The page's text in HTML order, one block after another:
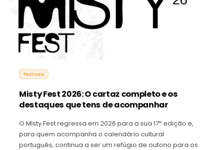
Festivais
Misty Fest 2026: O cartaz completo e os
destaques que tens de acompanhar
O Misty Fest regressa em 2026 para a sua 17ª edição e,
para quem acompanha o calendário cultural
português, continua a ser um refúgio de outono para os